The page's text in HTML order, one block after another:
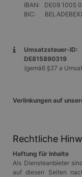
IBAN: DE09 1005
BIC:
Umsatzsteuer-ID:
DE815890319
(gemäß §27 a
Verlinkungen auf
Rechtliche
Haftung für Inhalte
Als Diensteanbieter
auf diesen Seiten